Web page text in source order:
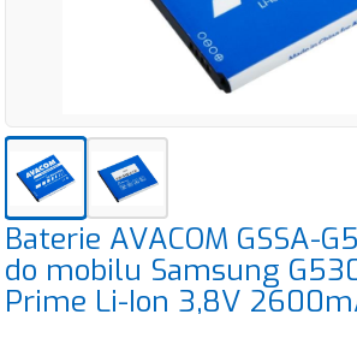
Baterie AVACOM GSSA-
do mobilu Samsung
Prime Li-Ion 3,8V